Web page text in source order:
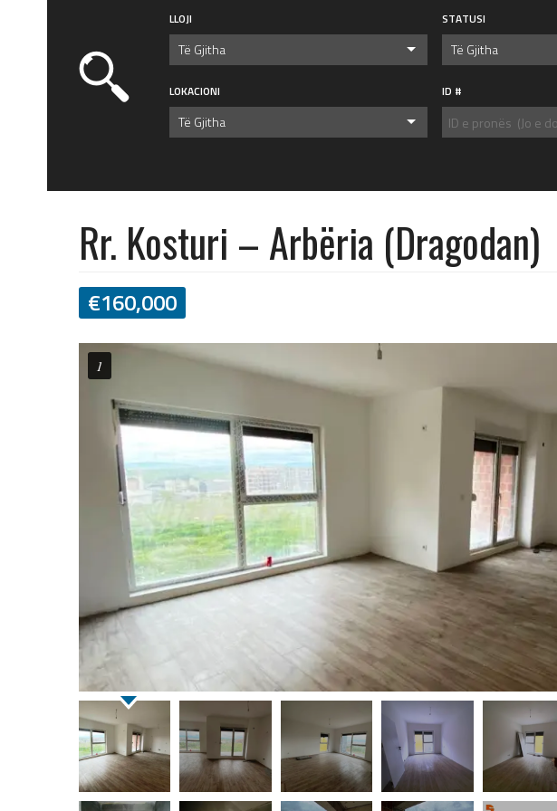
LLOJI
Të Gjitha
STATUSI
Të Gjitha
LOKACIONI
Të Gjitha
ID #
Rr. Kosturi – Arbëria (Dragodan)
€160,000
1
E dhënë